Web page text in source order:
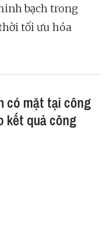
bạch trong
tối ưu hóa
có mặt tại công
kết quả công